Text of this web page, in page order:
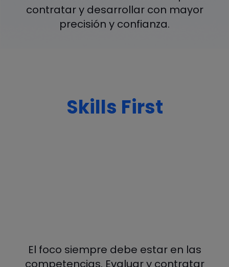
contratar y desarrollar con mayor
precisión y confianza.
Skills First
El foco siempre debe estar en las
competencias. Evaluar y contratar